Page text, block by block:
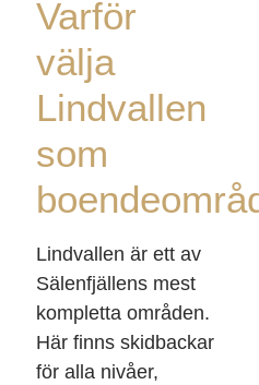
Varför
välja
Lindvallen
som
Lindvallen är ett av
Sälenfjällens mest
kompletta områden.
Här finns skidbackar
för alla nivåer,